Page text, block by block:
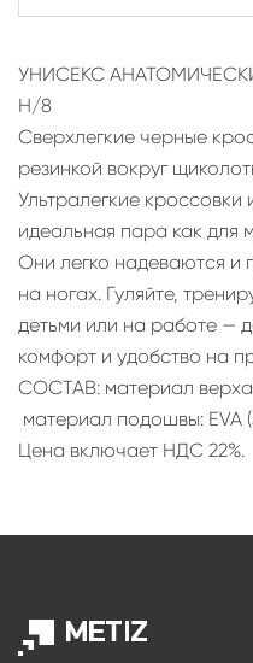
УНИСЕКС
H/8
Сверхлегкие черные
резинкой вокруг
Ультралегкие
идеальная пара как для
Они легко надеваются и
на ногах. Гуляйте,
детьми или на работе —
комфорт и удобство на
СОСТАВ: материал
материал подошвы: EVA
Цена включает НДС 22%.